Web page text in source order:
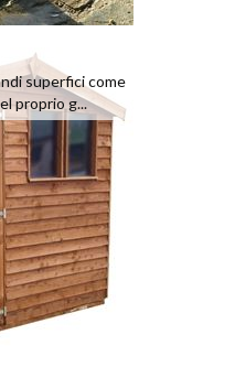
superfici come
proprio g...